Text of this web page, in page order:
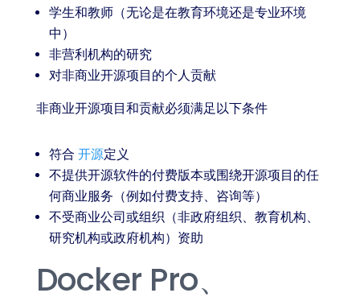
学生和教师（无论是在教育环境还是专业环境
中）
非营利机构的研究
对非商业开源项目的个人贡献
非商业开源项目和贡献必须满足以下条件
符合 开源定义
不提供开源软件的付费版本或围绕开源项目的任
何商业服务（例如付费支持、咨询等）
不受商业公司或组织（非政府组织、教育机构、
研究机构或政府机构）资助
Docker Pro、